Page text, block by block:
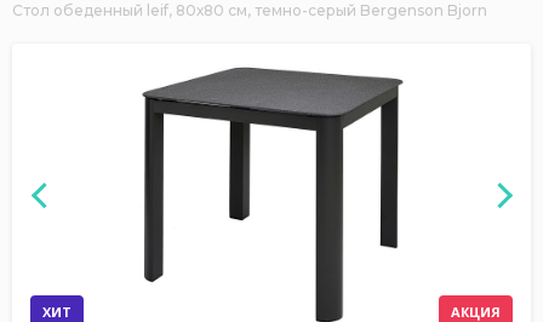
Стол обеденный leif, 80х80 см, темно-серый Bergenson Bjorn
ХИТ АКЦИЯ